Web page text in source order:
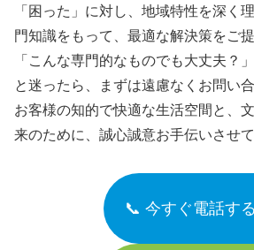
「困った」に対し、地域特性を深く
門知識をもって、最適な解決策をご
「こんな専門的なものでも大丈夫？」
と迷ったら、まずは遠慮なくお問い
お客様の知的で快適な生活空間と、
来のために、誠心誠意お手伝いさせ
📞 今すぐ電話する